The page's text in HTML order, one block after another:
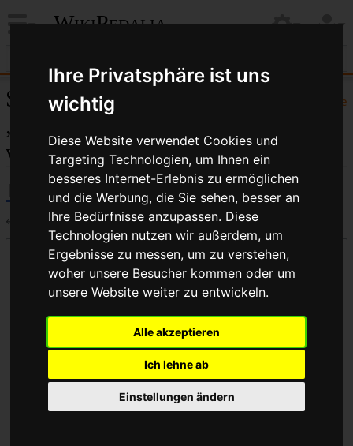
Ihre Privatsphäre ist uns
wichtig
Diese Website verwendet Cookies und
Targeting Technologien, um Ihnen ein
besseres Internet-Erlebnis zu ermöglichen
und die Werbung, die Sie sehen, besser an
Ihre Bedürfnisse anzupassen. Diese
Technologien nutzen wir außerdem, um
Ergebnisse zu messen, um zu verstehen,
woher unsere Besucher kommen oder um
unsere Website weiter zu entwickeln.
Alle akzeptieren
Ich lehne ab
Einstellungen ändern
WikiPedalia
Hilfe
Seiten, die auf
„WikiPedalia:Datenschutz“
verlinken
← WikiPedalia:Datenschutz
Links auf diese Seite
Namensraum:
Vorlageneinbindungen ausblenden